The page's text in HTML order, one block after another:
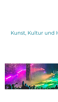
Kunst, Kultur und